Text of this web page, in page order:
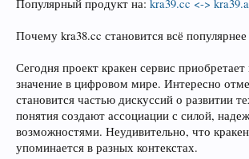
Популярный продукт на: kra39.cc <->
Почему kra38.cc становится всё популярнее
Сегодня проект кракен сервис
значение в цифровом мире. Интересно
становится частью дискуссий о развитии
понятия создают ассоциации с силой,
возможностями. Неудивительно, что
упоминается в разных контекстах.